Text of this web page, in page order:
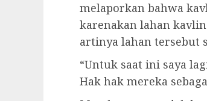
melaporkan bahwa
karenakan lahan
artinya lahan tersebut
“Untuk saat ini saya
Hak hak mereka